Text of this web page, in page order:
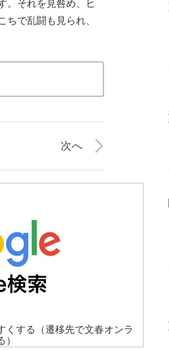
。それを見咎め、ヒ
で乱闘も見られ、
次へ
くする
（遷移先で文春オンラ